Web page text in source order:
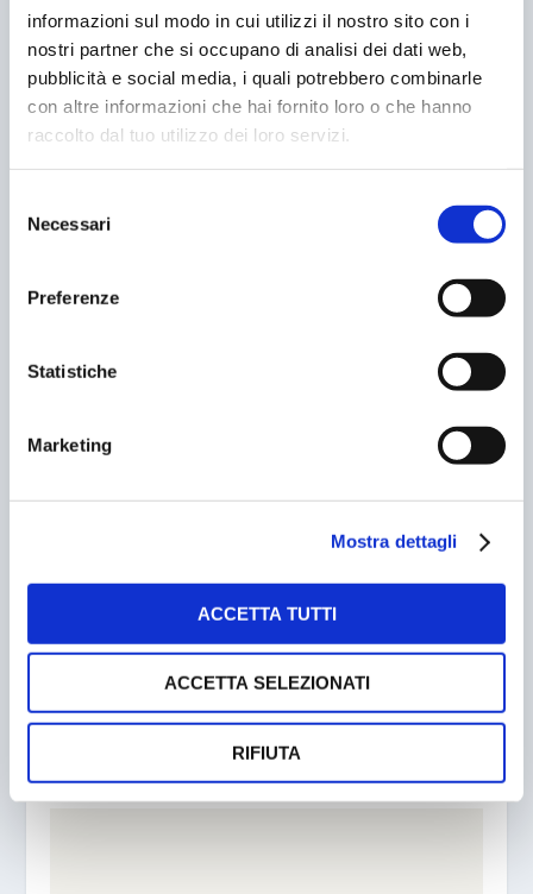
informazioni sul modo in cui utilizzi il nostro sito con i
nostri partner che si occupano di analisi dei dati web,
pubblicità e social media, i quali potrebbero combinarle
con altre informazioni che hai fornito loro o che hanno
raccolto dal tuo utilizzo dei loro servizi.
delNecessari
Preferenze
Statistiche
Marketing
Mostra dettagli
ACCETTA TUTTI
ACCETTA SELEZIONATI
RIFIUTA
POST CORRELATI
VIAà¢â‚¬Â¦
FIRENZE. INVITO A CENA PER -MULTATI DA
15/12/2004